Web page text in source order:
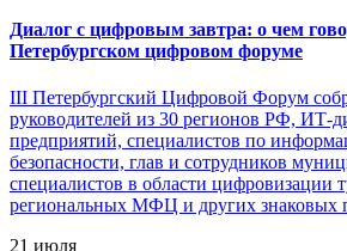
Диалог с цифровым завтра: о чем
Петербургском цифровом форуме
III Петербургский Цифровой Форум
руководителей из 30 регионов РФ, ИТ-
предприятий, специалистов по
безопасности, глав и сотрудников
специалистов в области цифровизации
региональных МФЦ и других знаковых
21 июля